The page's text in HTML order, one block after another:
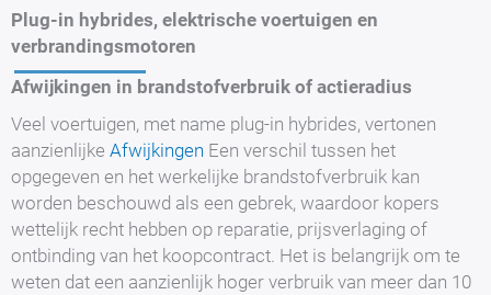
Plug-in hybrides, elektrische voertuigen en
verbrandingsmotoren
Afwijkingen in brandstofverbruik of actieradius
Veel voertuigen, met name plug-in hybrides, vertonen
aanzienlijke Afwijkingen Een verschil tussen het
opgegeven en het werkelijke brandstofverbruik kan
worden beschouwd als een gebrek, waardoor kopers
wettelijk recht hebben op reparatie, prijsverlaging of
ontbinding van het koopcontract. Het is belangrijk om te
weten dat een aanzienlijk hoger verbruik van meer dan 10